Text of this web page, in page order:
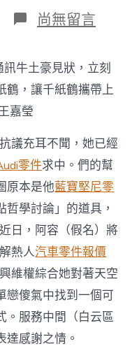
在
〈多
聯
動，
破
斯
德
零
件
報
價
視
力
殘
障
夫
婦
離
婚
難
尚無留言
牛土豪見狀，立刻
鶴，讓千紙鶴攜帶上
嘉瑩
議充耳不聞，她已經
零件求中。們的幫
原本是他藍寶堅尼零
學討論」的道具，
日，阿容（假名）將
熱人汽車零件報價
維權綜合她對著天空
戀傻氣中找到一個可
。服務中間（白云區
感謝之情。